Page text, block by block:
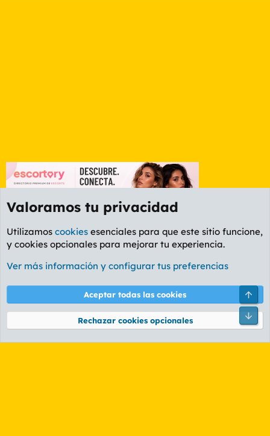
Etiquetas
Cookies
PL OLDSTYLE AMARILLO
Términos y reglas Política de privacidad Ayuda
Community platform by XenForo® © 2010-2026 XenForo Ltd.
Valoramos tu privacidad
Utilizamos cookies esenciales para que este sitio funcione,
y cookies opcionales para mejorar tu experiencia.
Ver más información y configurar tus preferencias
Aceptar todas las cookies
Rechazar cookies opcionales
Pie